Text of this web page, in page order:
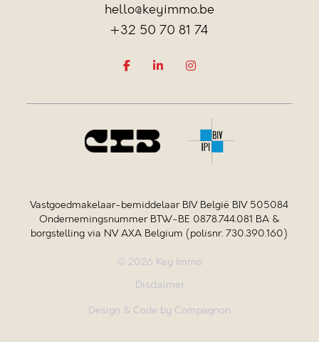
hello@keyimmo.be
+32 50 70 81 74
Vastgoedmakelaar-bemiddelaar BIV België BIV 505084
Ondernemingsnummer BTW-BE 0878.744.081 BA &
borgstelling via NV AXA Belgium (polisnr. 730.390.160)
© 2026 Key Immo
Disclaimer
Design & Code by Compagnon